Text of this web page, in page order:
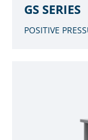
GS SERIES
POSITIVE